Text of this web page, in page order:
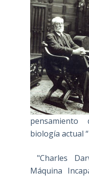
biología actual “
"Charles
Máquina